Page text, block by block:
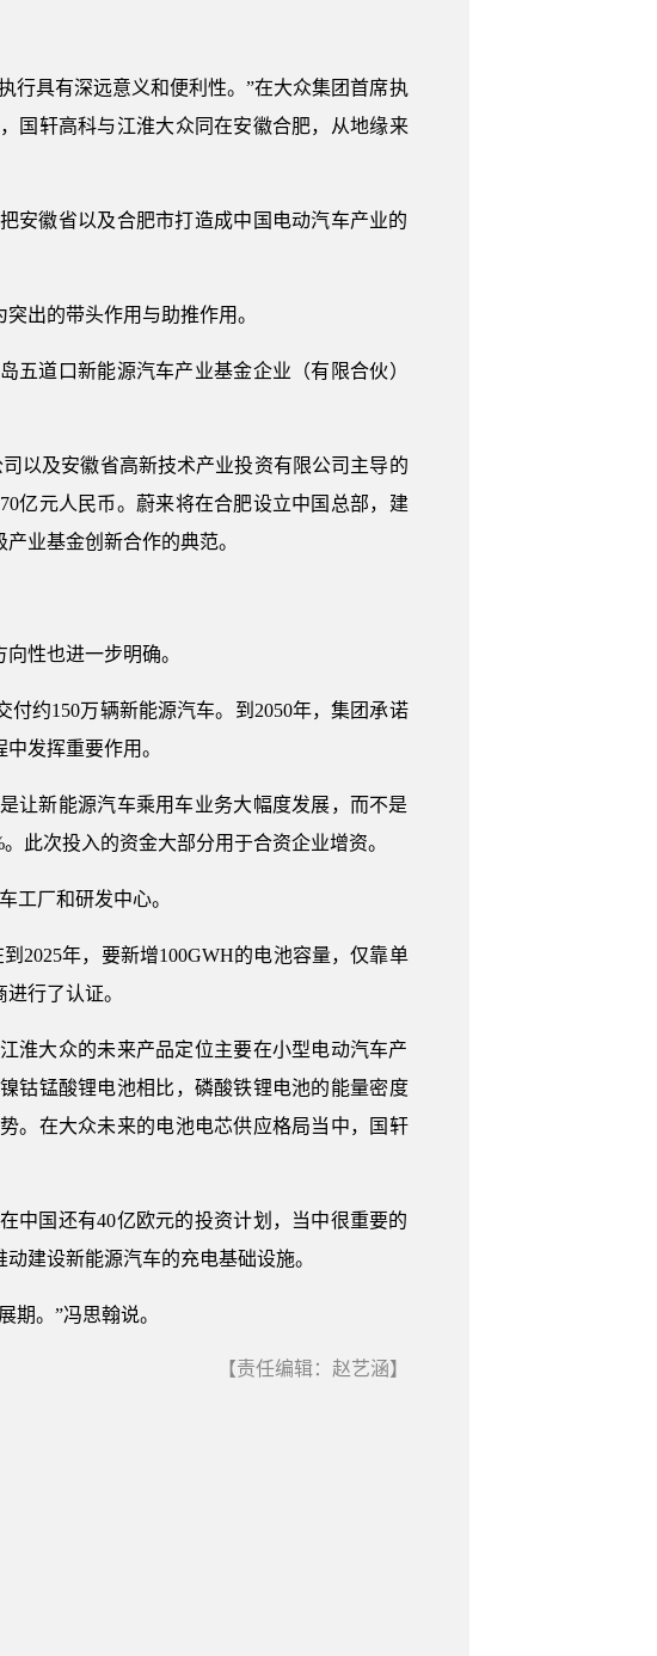
行具有深远意义和便利性。”在大众集团首席执
国轩高科与江淮大众同在安徽合肥，从地缘来
安徽省以及合肥市打造成中国电动汽车产业的
出的带头作用与助推作用。
五道口新能源汽车产业基金企业（有限合伙）
以及安徽省高新技术产业投资有限公司主导的
亿元人民币。蔚来将在合肥设立中国总部，建
业基金创新合作的典范。
性也进一步明确。
约150万辆新能源汽车。到2050年，集团承诺
发挥重要作用。
让新能源汽车乘用车业务大幅度发展，而不是
此次投入的资金大部分用于合资企业增资。
工厂和研发中心。
2025年，要新增100GWH的电池容量，仅靠单
行了认证。
淮大众的未来产品定位主要在小型电动汽车产
钴锰酸锂电池相比，磷酸铁锂电池的能量密度
。在大众未来的电池电芯供应格局当中，国轩
中国还有40亿欧元的投资计划，当中很重要的
建设新能源汽车的充电基础设施。
。”冯思翰说。
【责任编辑：赵艺涵】